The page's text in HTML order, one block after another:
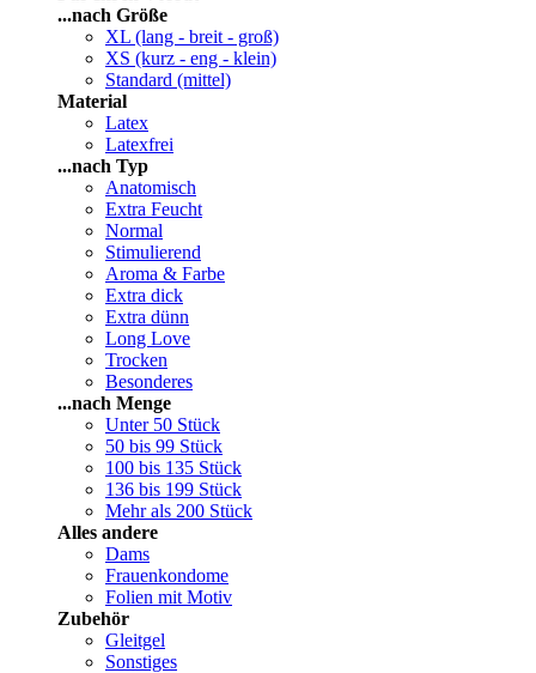
...nach Größe
XL (lang - breit - groß)
XS (kurz - eng - klein)
Standard (mittel)
Material
Latex
Latexfrei
...nach Typ
Anatomisch
Extra Feucht
Normal
Stimulierend
Aroma & Farbe
Extra dick
Extra dünn
Long Love
Trocken
Besonderes
...nach Menge
Unter 50 Stück
50 bis 99 Stück
100 bis 135 Stück
136 bis 199 Stück
Mehr als 200 Stück
Alles andere
Dams
Frauenkondome
Folien mit Motiv
Zubehör
Gleitgel
Sonstiges